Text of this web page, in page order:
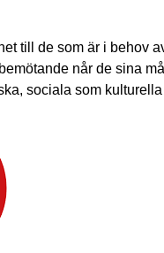
till de som är i behov
når de sina
sociala som kulturella